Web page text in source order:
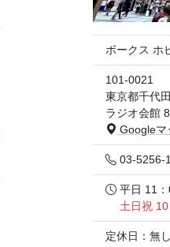
ボークス ホ
101-0021
東京都千代
ラジオ会館
Googleマ
03-5256-
平日 11
土日祝
定休日：無